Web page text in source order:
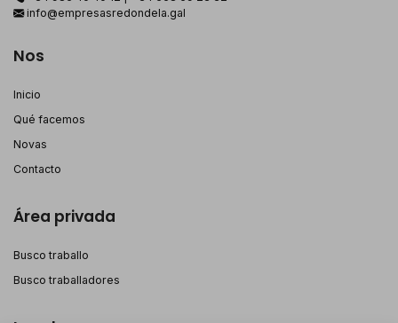
info@empresasredondela.gal
Nos
Inicio
Qué facemos
Novas
Contacto
Área privada
Busco traballo
Busco traballadores